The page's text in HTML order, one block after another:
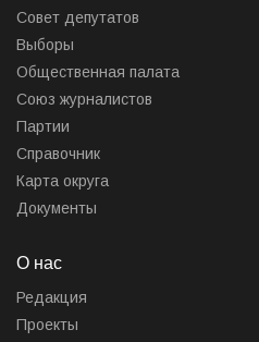
Совет депутатов
Выборы
Общественная палата
Союз журналистов
Партии
Справочник
Карта округа
Документы
О нас
Редакция
Проекты